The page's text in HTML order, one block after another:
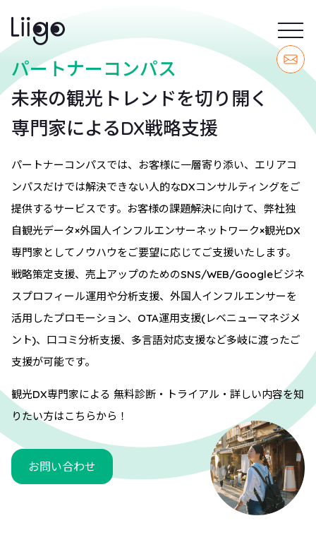
パートナーコンパス
未来の観光トレンドを切り開く
専門家によるDX戦略支援
パートナーコンパスでは、お客様に一層寄り添い、エリアコ
ンパスだけでは解決できない人的なDXコンサルティングをご
提供するサービスです。お客様の課題解決に向けて、弊社独
自観光データ×外国人インフルエンサーネットワーク×観光DX
専門家としてノウハウをご要望に応じてご支援いたします。
戦略策定支援、売上アップのためのSNS/WEB/Googleビジネ
スプロフィール運用や分析支援、外国人インフルエンサーを
活用したプロモーション、OTA運用支援(レベニューマネジメ
ント)、口コミ分析支援、多言語対応支援など多岐に渡ったご
支援が可能です。
観光DX専門家による 無料診断・トライアル・詳しい内容を知
りたい方はこちらから！
お問い合わせ